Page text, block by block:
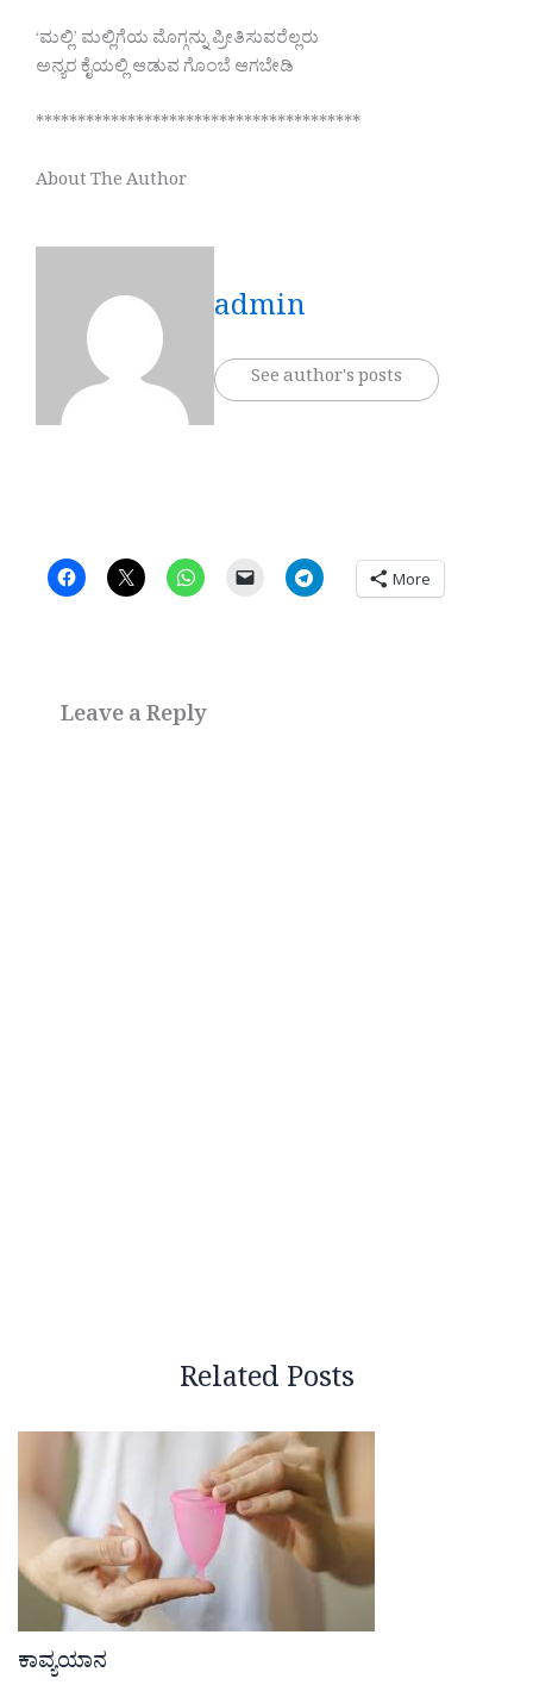
‘ಮಲ್ಲಿ’ ಮಲ್ಲಿಗೆಯ ಮೊಗ್ಗನ್ನು ಪ್ರೀತಿಸುವರೆಲ್ಲರು
ಅನ್ಯರ ಕೈಯಲ್ಲಿ ಆಡುವ ಗೊಂಬೆ ಆಗಬೇಡಿ
***************************************
About The Author
admin
See author's posts
More
Leave a Reply
Related Posts
ಕಾವ್ಯಯಾನ